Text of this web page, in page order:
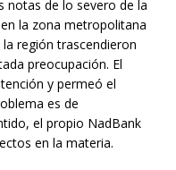
notas de lo severo de la
la zona metropolitana
región trascendieron
preocupación. El
y permeó el
es de
el propio NadBank
en la materia.